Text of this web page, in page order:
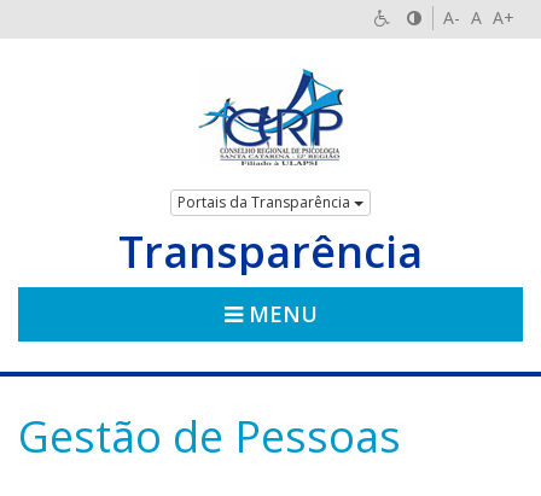
A- A A+
Portais da Transparência
Transparência
MENU
Gestão de Pessoas